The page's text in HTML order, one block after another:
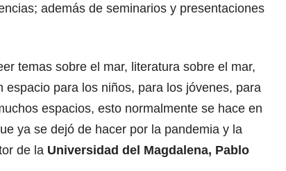
además de seminarios y presentaciones
temas sobre el mar, literatura sobre el mar,
para los niños, para los jóvenes, para
espacios, esto normalmente se hace en
ya se dejó de hacer por la pandemia y la
de la Universidad del Magdalena, Pablo